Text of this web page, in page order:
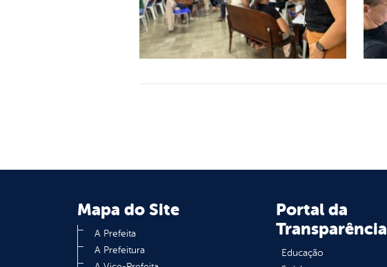
Mapa do Site
A Prefeita
A Prefeitura
Portal da
Transparência
Educação